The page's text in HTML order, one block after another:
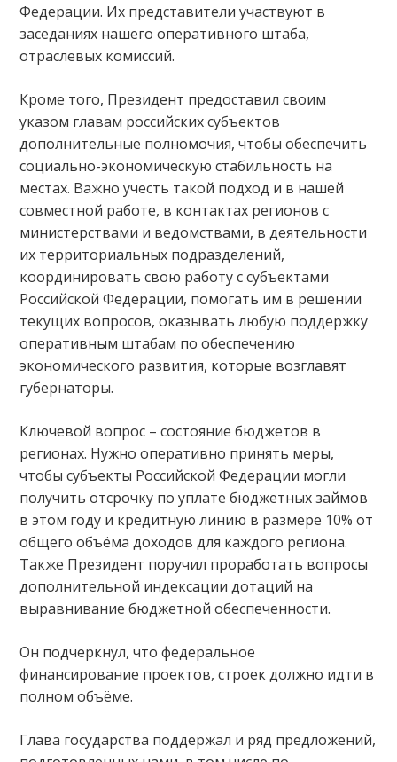
Федерации. Их представители участвуют в
заседаниях нашего оперативного штаба,
отраслевых комиссий.
Кроме того, Президент предоставил своим
указом главам российских субъектов
дополнительные полномочия, чтобы обеспечить
социально-экономическую стабильность на
местах. Важно учесть такой подход и в нашей
совместной работе, в контактах регионов с
министерствами и ведомствами, в деятельности
их территориальных подразделений,
координировать свою работу с субъектами
Российской Федерации, помогать им в решении
текущих вопросов, оказывать любую поддержку
оперативным штабам по обеспечению
экономического развития, которые возглавят
губернаторы.
Ключевой вопрос – состояние бюджетов в
регионах. Нужно оперативно принять меры,
чтобы субъекты Российской Федерации могли
получить отсрочку по уплате бюджетных займов
в этом году и кредитную линию в размере 10% от
общего объёма доходов для каждого региона.
Также Президент поручил проработать вопросы
дополнительной индексации дотаций на
выравнивание бюджетной обеспеченности.
Он подчеркнул, что федеральное
финансирование проектов, строек должно идти в
полном объёме.
Глава государства поддержал и ряд предложений,